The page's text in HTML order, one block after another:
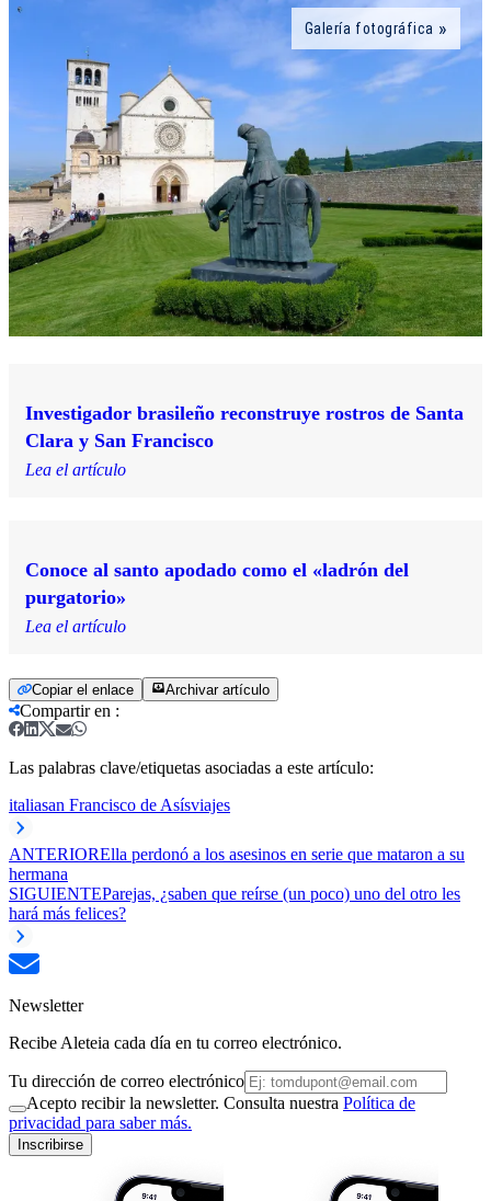
Galería fotográfica
Investigador brasileño reconstruye rostros de Santa
Clara y San Francisco
Lea el artículo
Conoce al santo apodado como el «ladrón del
purgatorio»
Lea el artículo
Copiar el enlace Archivar artículo
Compartir en :
Las palabras clave/etiquetas asociadas a este artículo:
italiasan Francisco de Asísviajes
ANTERIORElla perdonó a los asesinos en serie que mataron a su
hermana
SIGUIENTEParejas, ¿saben que reírse (un poco) uno del otro les
hará más felices?
Newsletter
Recibe Aleteia cada día en tu correo electrónico.
Tu dirección de correo electrónico
Acepto recibir la newsletter. Consulta nuestra Política de
privacidad para saber más.
Inscribirse